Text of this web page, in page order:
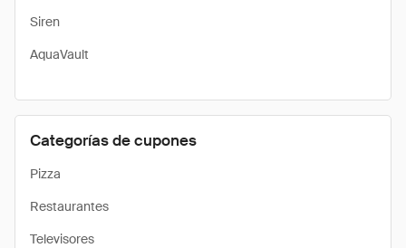
Siren
AquaVault
Categorías de cupones
Pizza
Restaurantes
Televisores